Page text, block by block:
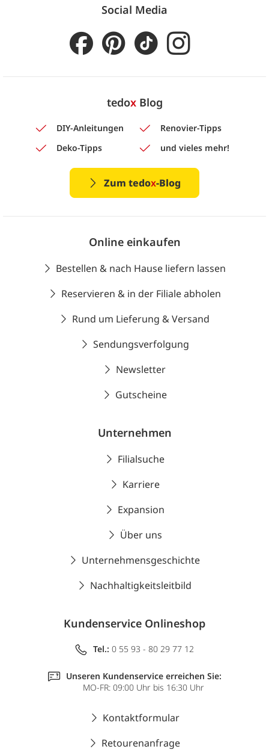
Social Media
tedoxBlog
DIY-Anleitungen
Renovier-Tipps
Deko-Tipps
und vieles mehr!
Zum tedox-Blog
Online einkaufen
Bestellen & nach Hause liefern lassen
Reservieren & in der Filiale abholen
Rund um Lieferung & Versand
Sendungsverfolgung
Newsletter
Gutscheine
Unternehmen
Filialsuche
Karriere
Expansion
Über uns
Unternehmensgeschichte
Nachhaltigkeitsleitbild
Kundenservice Onlineshop
Tel.: 0 55 93 - 80 29 77 12
Unseren Kundenservice erreichen Sie:
MO-FR: 09:00 Uhr bis 16:30 Uhr
Kontaktformular
Retourenanfrage